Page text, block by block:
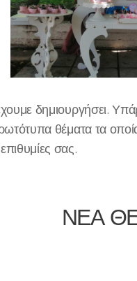
δημιουργήσει.
θέματα τα
σας.
ΝΕΑ